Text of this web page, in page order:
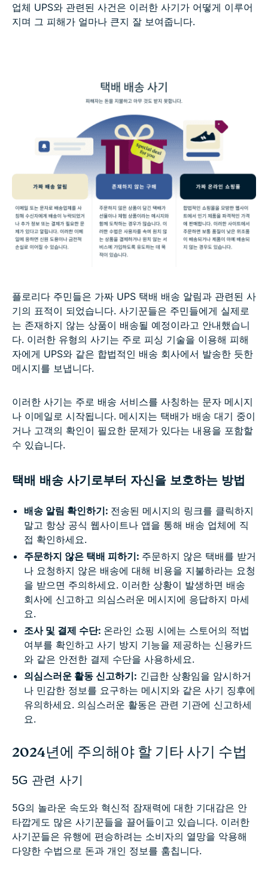
업체 UPS와 관련된 사건은 이러한 사기가 어떻게 이루어
지며 그 피해가 얼마나 큰지 잘 보여줍니다.
플로리다 주민들은 가짜 UPS 택배 배송 알림과 관련된 사
기의 표적이 되었습니다. 사기꾼들은 주민들에게 실제로
는 존재하지 않는 상품이 배송될 예정이라고 안내했습니
다. 이러한 유형의 사기는 주로 피싱 기술을 이용해 피해
자에게 UPS와 같은 합법적인 배송 회사에서 발송한 듯한
메시지를 보냅니다.
이러한 사기는 주로 배송 서비스를 사칭하는 문자 메시지
나 이메일로 시작됩니다. 메시지는 택배가 배송 대기 중이
거나 고객의 확인이 필요한 문제가 있다는 내용을 포함할
수 있습니다.
택배 배송 사기로부터 자신을 보호하는 방법
배송 알림 확인하기: 전송된 메시지의 링크를 클릭하지
말고 항상 공식 웹사이트나 앱을 통해 배송 업체에 직
접 확인하세요.
주문하지 않은 택배 피하기: 주문하지 않은 택배를 받거
나 요청하지 않은 배송에 대해 비용을 지불하라는 요청
을 받으면 주의하세요. 이러한 상황이 발생하면 배송
회사에 신고하고 의심스러운 메시지에 응답하지 마세
요.
조사 및 결제 수단: 온라인 쇼핑 시에는 스토어의 적법
여부를 확인하고 사기 방지 기능을 제공하는 신용카드
와 같은 안전한 결제 수단을 사용하세요.
의심스러운 활동 신고하기: 긴급한 상황임을 암시하거
나 민감한 정보를 요구하는 메시지와 같은 사기 징후에
유의하세요. 의심스러운 활동은 관련 기관에 신고하세
요.
2024년에 주의해야 할 기타 사기 수법
5G 관련 사기
5G의 놀라운 속도와 혁신적 잠재력에 대한 기대감은 안
타깝게도 많은 사기꾼들을 끌어들이고 있습니다. 이러한
사기꾼들은 유행에 편승하려는 소비자의 열망을 악용해
다양한 수법으로 돈과 개인 정보를 훔칩니다.